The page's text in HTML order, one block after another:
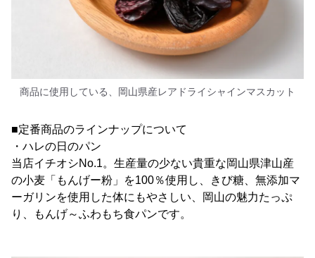
商品に使用している、岡山県産レアドライシャインマスカット
■定番商品のラインナップについて
・ハレの日のパン
当店イチオシNo.1。生産量の少ない貴重な岡山県津山産
の小麦「もんげー粉」を100％使用し、きび糖、無添加マ
ーガリンを使用した体にもやさしい、岡山の魅力たっぷ
り、もんげ～ふわもち食パンです。